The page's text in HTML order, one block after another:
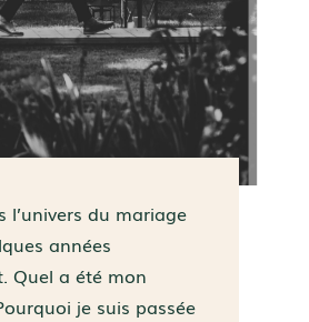
l’univers du mariage
années
Quel a été mon
je suis passée